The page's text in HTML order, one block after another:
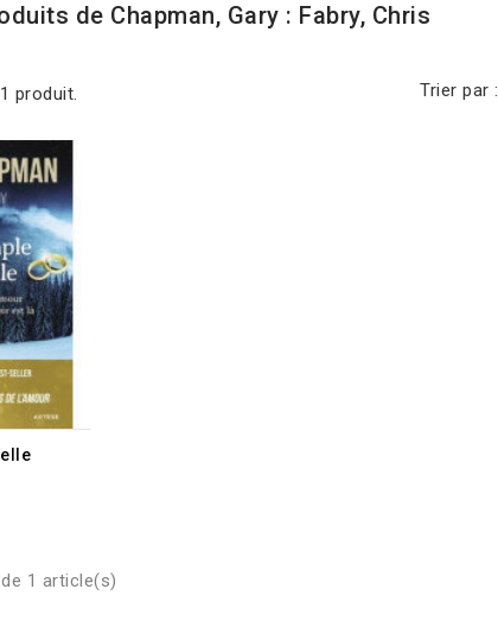
de Chapman, Gary : Fabry, Chris
produit. Trier par :
1 article(s)